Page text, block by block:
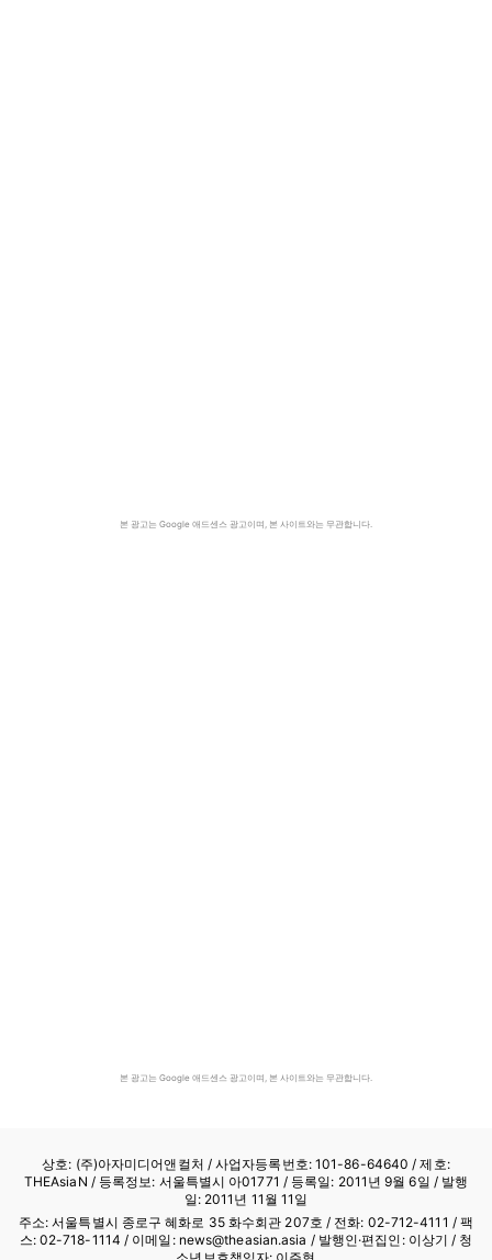
본 광고는 Google 애드센스 광고이며, 본 사이트와는 무관합니다.
본 광고는 Google 애드센스 광고이며, 본 사이트와는 무관합니다.
상호: (주)아자미디어앤컬처 /사업자등록번호: 101-86-64640 / 제호:
THEAsiaN / 등록정보: 서울특별시 아01771 / 등록일: 2011년 9월 6일 / 발행
일: 2011년 11월 11일
주소: 서울특별시 종로구 혜화로 35 화수회관 207호 / 전화: 02-712-4111 / 팩
스: 02-718-1114 / 이메일: news@theasian.asia / 발행인·편집인: 이상기 / 청